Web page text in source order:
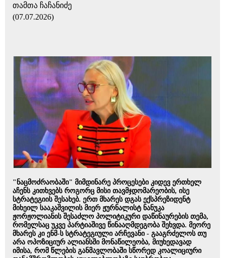
თამთა ჩაჩანიძე
(07.07.2026)
"ნაცმოძრაობაში" მიმდინარე პროცესები კიდევ ერთხელ
აჩენს კითხვებს როგორც მისი თავმჯდომარეობის, ისე
სტრატეგიის შესახებ. ერთ მხარეს დგას ექსპრეზიდენტ
მიხეილ სააკაშვილის მიერ ჟურნალისტ ნანუკა
ჟორჟოლიანის შესაძლო პოლიტიკური დაწინაურების თემა,
რომელსაც უკვე პარტიაშივე წინააღმდეგობა შეხვდა. მეორე
მხარეს კი ენმ-ს სტრატეგიული არჩევანი - გააგრძელოს თუ
არა ოპოზიციურ ალიანსში მონაწილეობა, მიუხედავად
იმისა, რომ წლების განმავლობაში სწორედ კოალიციური